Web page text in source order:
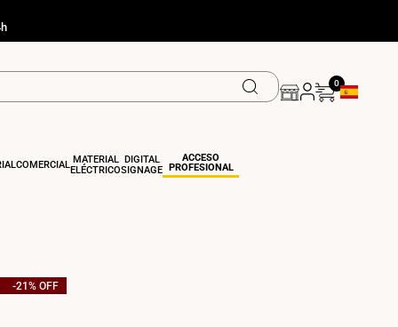
0
COMERCIAL MATERIAL
ELÉCTRICO
DIGITAL
SIGNAGE
ACCESO
PROFESIONAL
-21 % OFF